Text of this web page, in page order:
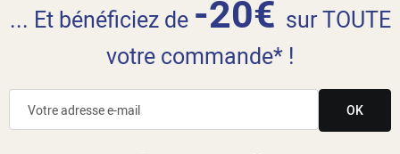
... Et bénéficiez de -20€ sur TOUTE
votre commande* !
OK